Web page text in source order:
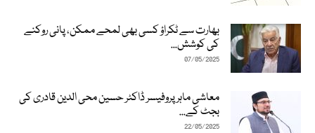
بھارت سے ٹکراؤ کسی بھی لمحے ممکن، پانی روکنے
کی کوشش...
07/05/2025
معاشی ماہر پروفیسر ڈاکٹر حسین محی الدین قادری کی
بجٹ کے...
22/05/2025